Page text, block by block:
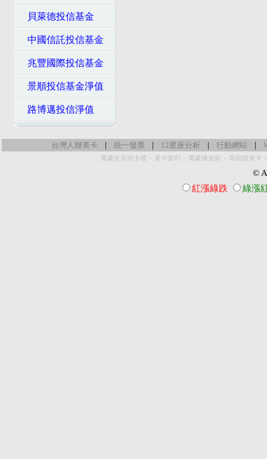
貝萊德投信基金
中國信託投信基金
兆豐國際投信基金
景順投信基金淨值
路博邁投信淨值
台灣人辦美卡 | 統一發票 | 12星座分析 | 行動網站 |
萬豪史高開卡禮 - 美卡套利 - 萬豪煉金術 - 高回饋美卡
©
紅漲綠跌
綠漲